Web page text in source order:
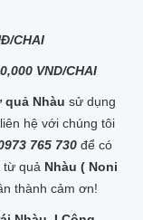
CHAI
VND/CHAI
quả Nhàu sử dụng
hệ với chúng tôi
765 730 để có
từ quả Nhàu ( Noni
thành cảm ơn!